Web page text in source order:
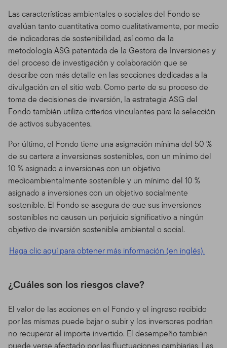
Las características ambientales o sociales del Fondo se
evalúan tanto cuantitativa como cualitativamente, por medio
de indicadores de sostenibilidad, así como de la
metodología ASG patentada de la Gestora de Inversiones y
del proceso de investigación y colaboración que se
describe con más detalle en las secciones dedicadas a la
divulgación en el sitio web. Como parte de su proceso de
toma de decisiones de inversión, la estrategia ASG del
Fondo también utiliza criterios vinculantes para la selección
de activos subyacentes.
Por último, el Fondo tiene una asignación mínima del 50 %
de su cartera a inversiones sostenibles, con un mínimo del
10 % asignado a inversiones con un objetivo
medioambientalmente sostenible y un mínimo del 10 %
asignado a inversiones con un objetivo socialmente
sostenible. El Fondo se asegura de que sus inversiones
sostenibles no causen un perjuicio significativo a ningún
objetivo de inversión sostenible ambiental o social.
Haga clic aquí para obtener más información (en inglés).
¿Cuáles son los riesgos clave?
El valor de las acciones en el Fondo y el ingreso recibido
por las mismas puede bajar o subir y los inversores podrían
no recuperar el importe invertido. El desempeño también
puede verse afectado por las fluctuaciones cambiarias. Las